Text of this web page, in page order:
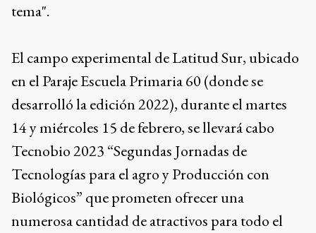
tema".
El campo experimental de Latitud Sur, ubicado
en el Paraje Escuela Primaria 60 (donde se
desarrolló la edición 2022), durante el martes
14 y miércoles 15 de febrero, se llevará cabo
Tecnobio 2023 “Segundas Jornadas de
Tecnologías para el agro y Producción con
Biológicos” que prometen ofrecer una
numerosa cantidad de atractivos para todo el